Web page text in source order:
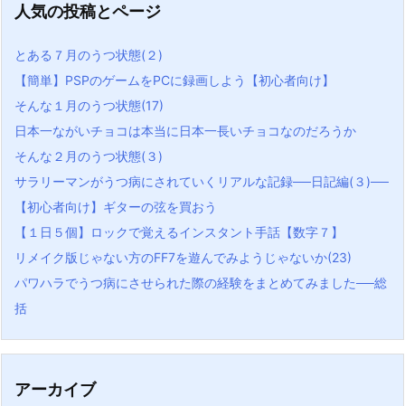
人気の投稿とページ
とある７月のうつ状態(２)
【簡単】PSPのゲームをPCに録画しよう【初心者向け】
そんな１月のうつ状態(17)
日本一ながいチョコは本当に日本一長いチョコなのだろうか
そんな２月のうつ状態(３)
サラリーマンがうつ病にされていくリアルな記録──日記編(３)──
【初心者向け】ギターの弦を買おう
【１日５個】ロックで覚えるインスタント手話【数字７】
リメイク版じゃない方のFF7を遊んでみようじゃないか(23)
パワハラでうつ病にさせられた際の経験をまとめてみました──総
括
アーカイブ